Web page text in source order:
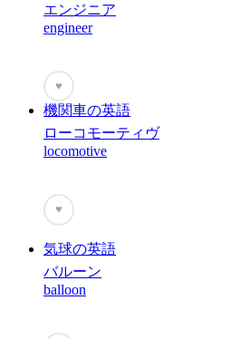
エンジニア
engineer
♥
機関車の英語
ローコモーティヴ
locomotive
♥
気球の英語
バルーン
balloon